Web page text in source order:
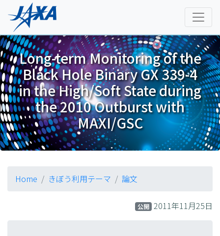
Long-term Monitoring of the
Black Hole Binary GX 339-4
in the High/Soft State during
the 2010 Outburst with
MAXI/GSC
Home きぼう利用テーマ 論文
公開 2011年11月25日